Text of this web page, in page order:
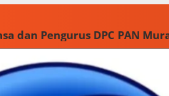
dan Pengurus DPC PAN